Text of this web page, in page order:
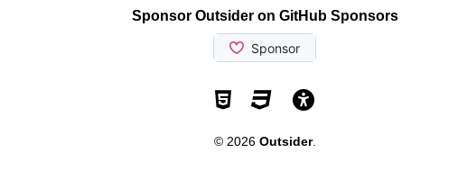
Sponsor Outsider on GitHub Sponsors
Valid HTML5
Valid CSS
WCAG 2.1 AA
© 2026 Outsider.